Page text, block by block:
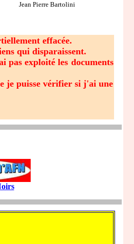
Pierre Bartolini
effacée.
qui disparaissent.
pas exploité les documents
je puisse vérifier si j'ai une
sur nos